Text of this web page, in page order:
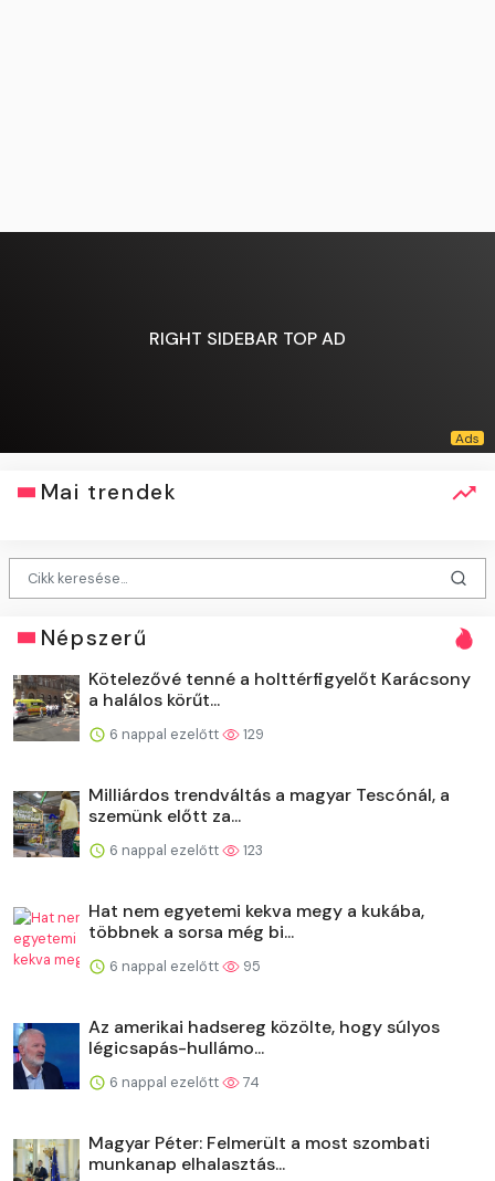
RIGHT SIDEBAR TOP AD
Mai trendek
Népszerű
Kötelezővé tenné a holttérfigyelőt Karácsony
a halálos körűt...
6 nappal ezelőtt 129
Milliárdos trendváltás a magyar Tescónál, a
szemünk előtt za...
6 nappal ezelőtt 123
Hat nem egyetemi kekva megy a kukába,
többnek a sorsa még bi...
6 nappal ezelőtt 95
Az amerikai hadsereg közölte, hogy súlyos
légicsapás-hullámo...
6 nappal ezelőtt 74
Magyar Péter: Felmerült a most szombati
munkanap elhalasztás...